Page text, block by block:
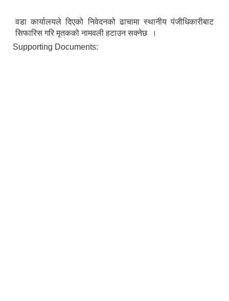
वडा कार्यालयले दिएको निवेदनको ढाचामा स्थानीय पंजीधिकारीबाट
सिफारिस गरि मृतकको नामवली हटाउन सक्नेछ ।
Supporting Documents: